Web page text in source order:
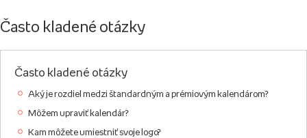
Často kladené otázky
Často kladené otázky
Aký je rozdiel medzi štandardným a prémiovým kalendárom?
Môžem upraviť kalendár?
Kam môžete umiestniť svoje logo?